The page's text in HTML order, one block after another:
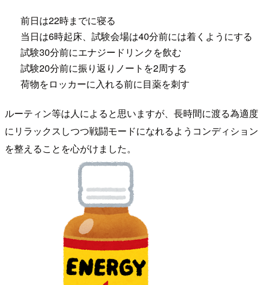
前日は22時までに寝る
当日は6時起床、試験会場は40分前には着くようにする
試験30分前にエナジードリンクを飲む
試験20分前に振り返りノートを2周する
荷物をロッカーに入れる前に目薬を刺す
ルーティン等は人によると思いますが、長時間に渡る為適度
にリラックスしつつ戦闘モードになれるようコンディション
を整えることを心がけました。